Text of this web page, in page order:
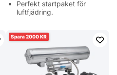
Perfekt startpaket för
luftfjädring.
2000